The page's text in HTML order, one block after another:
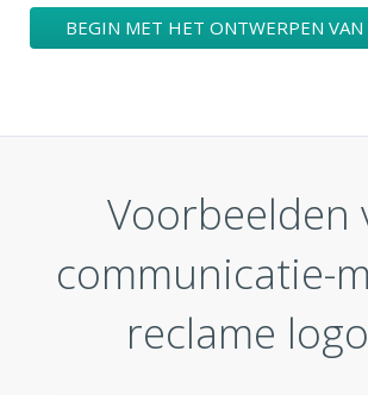
BEGIN MET HET ONTWERPEN VAN
Voorbeelden
communicatie-
reclame